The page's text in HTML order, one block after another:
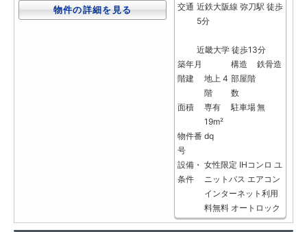
物件の詳細を見る
交通 近鉄大阪線 弥刀駅 徒歩
5分
近畿大学 徒歩13分
築年月
構造
鉄骨造
階建
地上 4
階
部屋階
数
面積
専有
19m²
駐車場無
物件番
号
dq
設備・
条件
女性限定 IHコンロ ユ
ニットバス エアコン
インターネット利用
料無料 オートロック